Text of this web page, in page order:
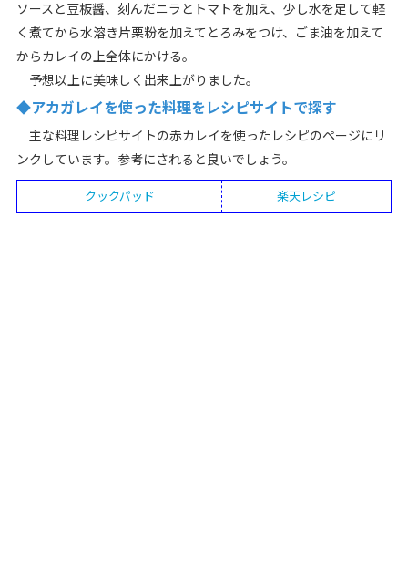
ソースと豆板醤、刻んだニラとトマトを加え、少し水を足して軽
く煮てから水溶き片栗粉を加えてとろみをつけ、ごま油を加えて
からカレイの上全体にかける。
予想以上に美味しく出来上がりました。
◆アカガレイを使った料理をレシピサイトで探す
主な料理レシピサイトの赤カレイを使ったレシピのページにリ
ンクしています。参考にされると良いでしょう。
クックパッド 楽天レシピ